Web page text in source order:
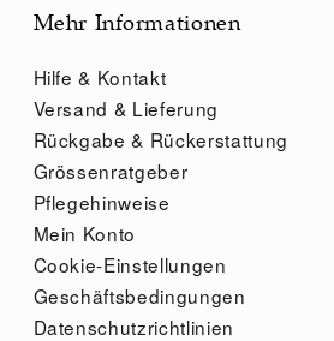
Mehr Informationen
Hilfe & Kontakt
Versand & Lieferung
Rückgabe & Rückerstattung
Grössenratgeber
Pflegehinweise
Mein Konto
Cookie-Einstellungen
Geschäftsbedingungen
Datenschutzrichtlinien